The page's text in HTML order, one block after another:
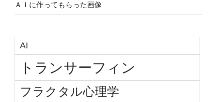
ＡＩに作ってもらった画像
AI
トランサーフィン
フラクタル心理学